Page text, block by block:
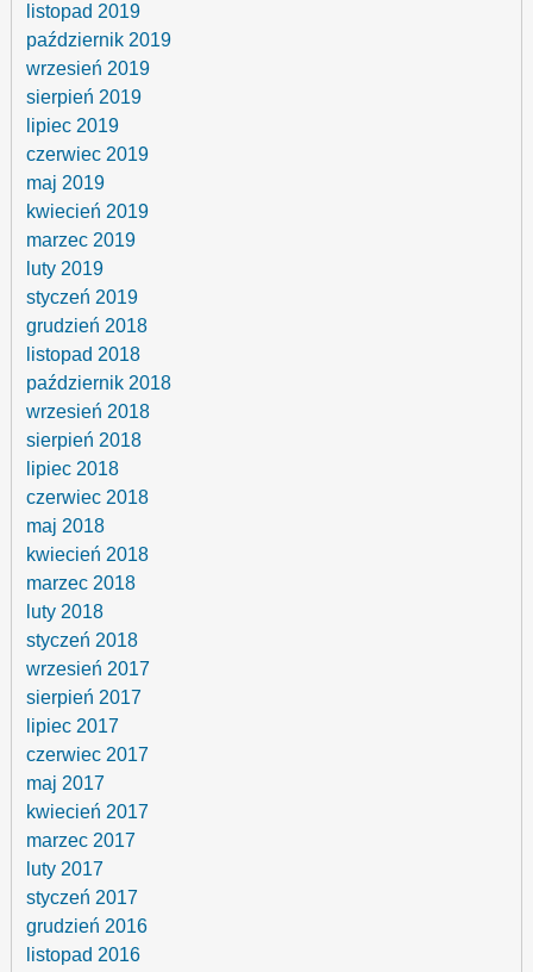
listopad 2019
październik 2019
wrzesień 2019
sierpień 2019
lipiec 2019
czerwiec 2019
maj 2019
kwiecień 2019
marzec 2019
luty 2019
styczeń 2019
grudzień 2018
listopad 2018
październik 2018
wrzesień 2018
sierpień 2018
lipiec 2018
czerwiec 2018
maj 2018
kwiecień 2018
marzec 2018
luty 2018
styczeń 2018
wrzesień 2017
sierpień 2017
lipiec 2017
czerwiec 2017
maj 2017
kwiecień 2017
marzec 2017
luty 2017
styczeń 2017
grudzień 2016
listopad 2016